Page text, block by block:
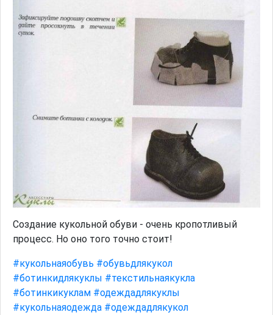
Создание кукольной обуви - очень кропотливый
процесс. Но оно того точно стоит!
#кукольнаяобувь #обувьдлякукол
#ботинкидлякуклы #текстильнаякукла
#ботинкикуклам #одеждадлякуклы
#кукольнаяодежда #одеждадлякукол